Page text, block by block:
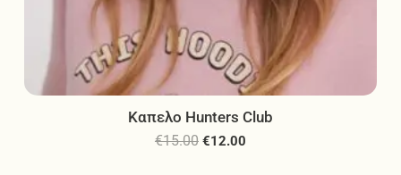
Καπελο Hunters Club
€15.00 €12.00